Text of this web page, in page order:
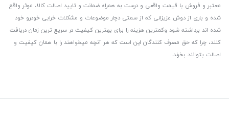
معتبر و فروش با قیمت واقعی و درست به همراه ضمانت و تایید اصالت کالا، موثر واقع
شده و باری از دوش عزیزانی که از سمتی دچار موضوعات و مشکلات خرابی خودرو خود
شده اند برداشته شود و‌کمترین هزینه را برای بهترین کیفیت در سریع ترین زمان دریافت
کنند، چرا که حق مصرف کنندگان این است که هر آنچه میخواهند را با همان کیفیت و
اصالت بتوانند بخرند..